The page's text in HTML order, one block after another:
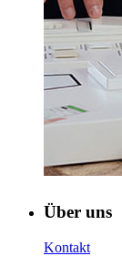
Über uns
Kontakt